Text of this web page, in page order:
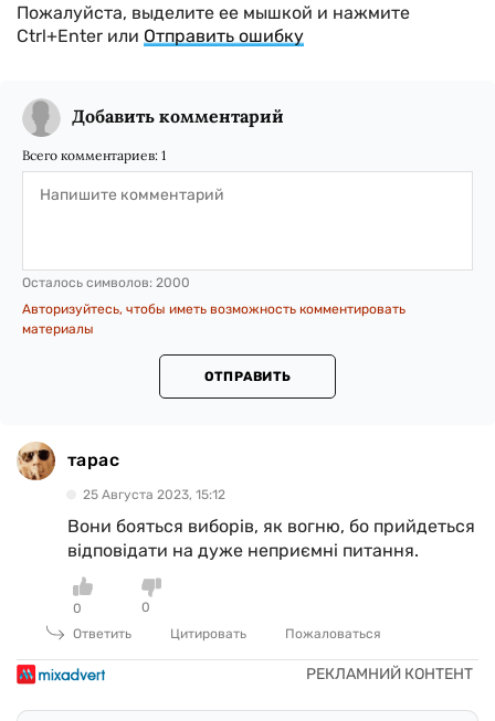
Пожалуйста, выделите ее мышкой и нажмите
Ctrl+Enter или Отправить ошибку
Добавить комментарий
Всего комментариев: 1
Осталось символов: 2000
Авторизуйтесь, чтобы иметь возможность комментировать
материалы
ОТПРАВИТЬ
тарас
25 Августа 2023, 15:12
Вони бояться виборів, як вогню, бо прийдеться
відповідати на дуже неприємні питання.
0
0
Ответить
Цитировать Пожаловаться